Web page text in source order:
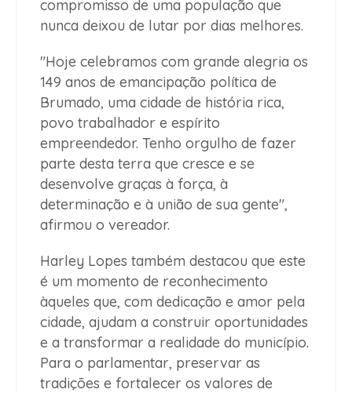
compromisso de uma população que
nunca deixou de lutar por dias melhores.
"Hoje celebramos com grande alegria os
149 anos de emancipação política de
Brumado, uma cidade de história rica,
povo trabalhador e espírito
empreendedor. Tenho orgulho de fazer
parte desta terra que cresce e se
desenvolve graças à força, à
determinação e à união de sua gente",
afirmou o vereador.
Harley Lopes também destacou que este
é um momento de reconhecimento
àqueles que, com dedicação e amor pela
cidade, ajudam a construir oportunidades
e a transformar a realidade do município.
Para o parlamentar, preservar as
tradições e fortalecer os valores de